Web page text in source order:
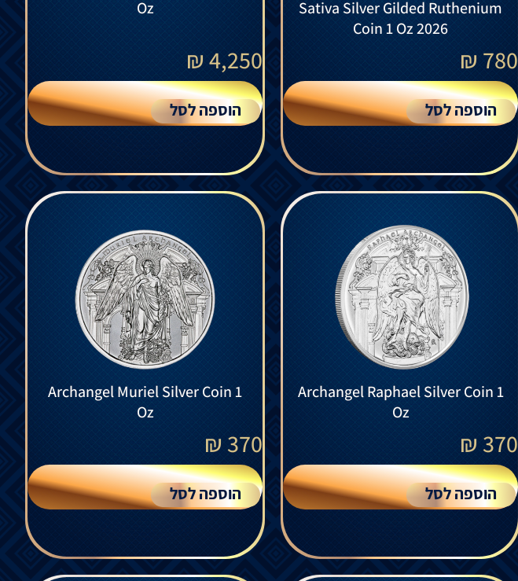
Sativa Silver Gilded Ruthenium
Coin 1 Oz 2026
780
₪
הוספה לסל
Oz
4,250
₪
הוספה לסל
Archangel Raphael Silver Coin 1
Oz
370
₪
הוספה לסל
Archangel Muriel Silver Coin 1
Oz
370
₪
הוספה לסל